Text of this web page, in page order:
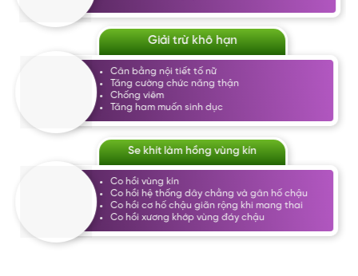
Giải trừ khô hạn
Cân bằng nội tiết tố nữ
Tăng cường chức năng thận
Chống viêm
Tăng ham muốn sinh dục
Se khít làm hồng vùng kín
Co hồi vùng kín
Co hồi hệ thống dây chằng và gân hố chậu
Co hồi cơ hố chậu giãn rộng khi mang thai
Co hồi xương khớp vùng đáy chậu